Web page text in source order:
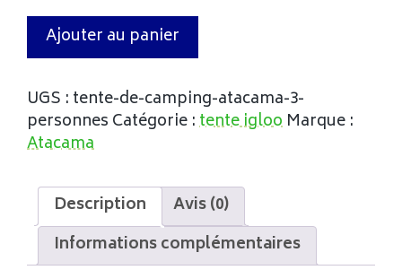
Ajouter au panier
UGS : tente-de-camping-atacama-3-
personnes Catégorie :tente igloo Marque :
Atacama
Description
Avis (0)
Informations complémentaires